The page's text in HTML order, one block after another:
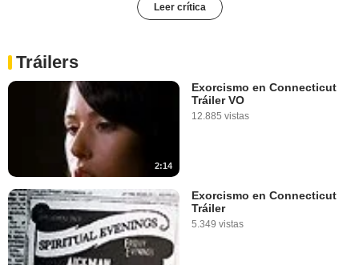
Leer crítica
Tráilers
2:14
Exorcismo en Connecticut
Tráiler VO
12.885 vistas
Exorcismo en Connecticut
Tráiler
5.349 vistas